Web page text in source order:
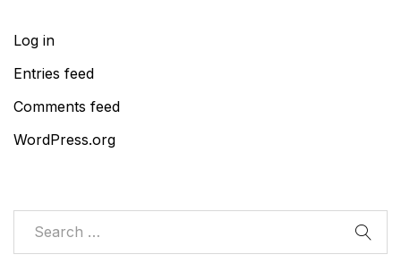
Log in
Entries feed
Comments feed
WordPress.org